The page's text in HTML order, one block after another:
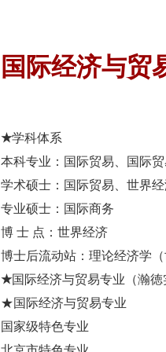
国际经济与贸
★学科体系
本科专业：国际贸易、国际贸
学术硕士：国际贸易、世界
专业硕士：国际商务
博 士 点：世界经济
博士后流动站：理论经济学（
★国际经济与贸易专业（瀚徳
★国际经济与贸易专业
国家级特色专业